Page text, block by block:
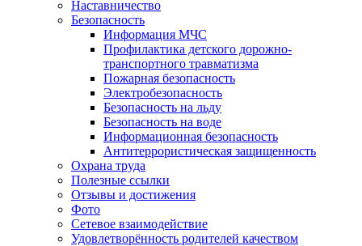
Наставничество
Безопасность
Информация МЧС
Профилактика детского дорожно-
транспортного травматизма
Пожарная безопасность
Электробезопасность
Безопасность на льду
Безопасность на воде
Информационная безопасность
Антитеррористическая защищенность
Охрана труда
Полезные ссылки
Отзывы и достижения
Фото
Сетевое взаимодействие
Удовлетворённость родителей качеством